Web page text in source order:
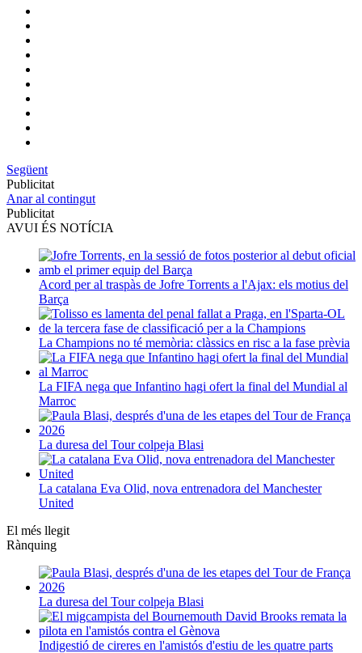
Següent
Publicitat
Anar al contingut
Publicitat
AVUI ÉS NOTÍCIA
Acord per al traspàs de Jofre Torrents a l'Ajax: els motius del
Barça
La Champions no té memòria: clàssics en risc a la fase prèvia
La FIFA nega que Infantino hagi ofert la final del Mundial al
Marroc
La duresa del Tour colpeja Blasi
La catalana Eva Olid, nova entrenadora del Manchester
United
El més llegit
Rànquing
La duresa del Tour colpeja Blasi
Indigestió de cireres en l'amistós d'estiu de les quatre parts